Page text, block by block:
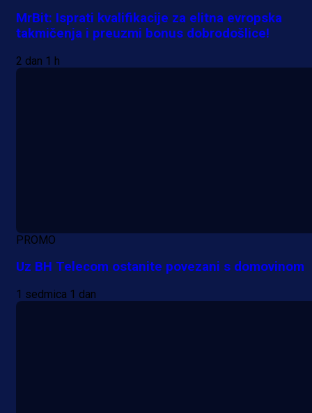
MrBit: Isprati kvalifikacije za elitna evropska
takmičenja i preuzmi bonus dobrodošlice!
2 dan 1 h
PROMO
Uz BH Telecom ostanite povezani s domovinom
1 sedmica 1 dan